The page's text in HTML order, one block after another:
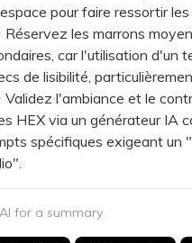
pour faire ressortir
les marrons
car l'utilisation d'un
de lisibilité,
l'ambiance et le
HEX via un générateur IA
spécifiques exigeant un
for a summary